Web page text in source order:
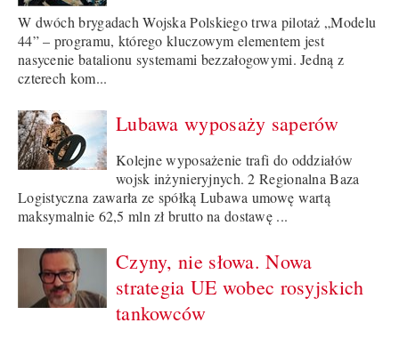
W dwóch brygadach Wojska Polskiego trwa pilotaż „Modelu
44” – programu, którego kluczowym elementem jest
nasycenie batalionu systemami bezzałogowymi. Jedną z
czterech kom...
Lubawa wyposaży saperów
Kolejne wyposażenie trafi do oddziałów
wojsk inżynieryjnych. 2 Regionalna Baza
Logistyczna zawarła ze spółką Lubawa umowę wartą
maksymalnie 62,5 mln zł brutto na dostawę ...
Czyny, nie słowa. Nowa
strategia UE wobec rosyjskich
tankowców